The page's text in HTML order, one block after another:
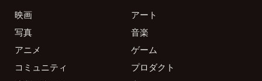
映画
アート
写真
音楽
アニメ
ゲーム
コミュニティ
プロダクト